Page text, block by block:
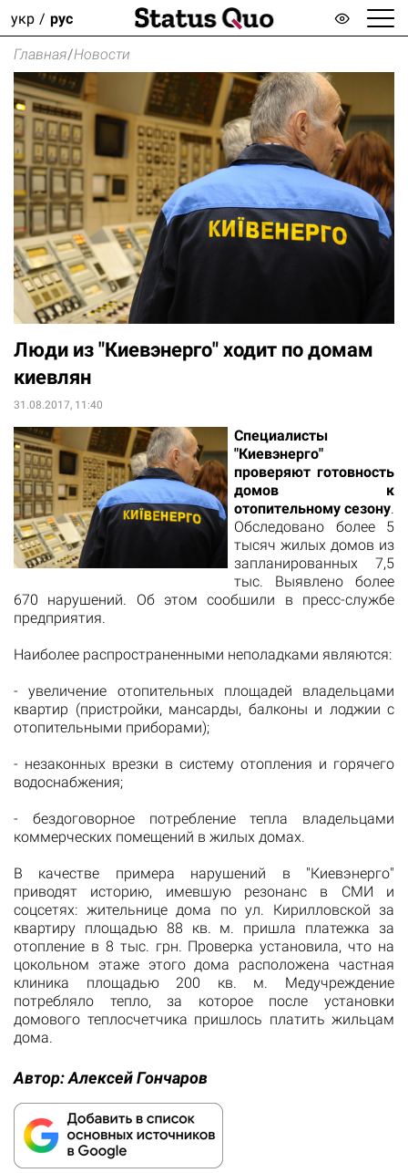
укр рус
Главная/Новости
Люди из "Киевэнерго" ходит по домам
киевлян
31.08.2017, 11:40
Специалисты
"Киевэнерго"
проверяют готовность
домов к
отопительному сезону.
Обследовано более 5
тысяч жилых домов из
запланированных 7,5
тыс. Выявлено более
670 нарушений. Об этом сообшили в пресс-службе
предприятия.
Наиболее распространенными неполадками являются:
- увеличение отопительных площадей владельцами
квартир (пристройки, мансарды, балконы и лоджии с
отопительными приборами);
- незаконных врезки в систему отопления и горячего
водоснабжения;
- бездоговорное потребление тепла владельцами
коммерческих помещений в жилых домах.
В качестве примера нарушений в "Киевэнерго"
приводят историю, имевшую резонанс в СМИ и
соцсетях: жительнице дома по ул. Кирилловской за
квартиру площадью 88 кв. м. пришла платежка за
отопление в 8 тыс. грн. Проверка установила, что на
цокольном этаже этого дома расположена частная
клиника площадью 200 кв. м. Медучреждение
потребляло тепло, за которое после установки
домового теплосчетчика пришлось платить жильцам
дома.
Автор:Алексей Гончаров